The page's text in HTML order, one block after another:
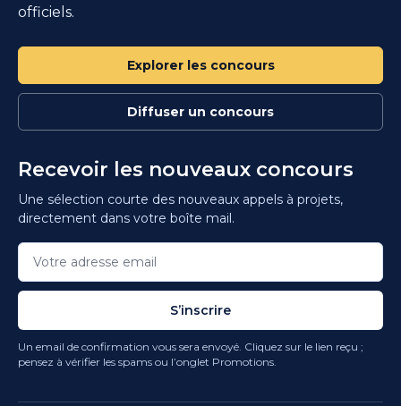
officiels.
Explorer les concours
Diffuser un concours
Recevoir les nouveaux concours
Une sélection courte des nouveaux appels à projets,
directement dans votre boîte mail.
S’inscrire
Un email de confirmation vous sera envoyé. Cliquez sur le lien reçu ;
pensez à vérifier les spams ou l’onglet Promotions.